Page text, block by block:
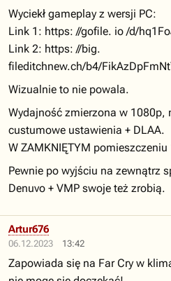
Wyciekł gameplay z wersji PC:
Link 1: https: //gofile. io /d/
Link 2: https: //big.
fileditchnew.ch/b4/
Wizualnie to nie powala.
Wydajność zmierzona w 1080p,
custumowe ustawienia + DLAA.
W ZAMKNIĘTYM
Pewnie po wyjściu na zewnątrz
Denuvo + VMP swoje też zrobią.
06.12.2023 13:42
Artur676
Zapowiada się na Far Cry w